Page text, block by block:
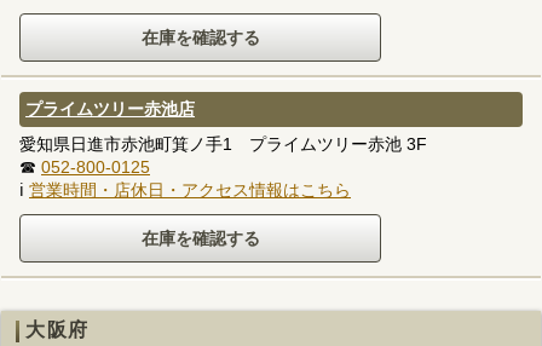
プライムツリー赤池店
愛知県日進市赤池町箕ノ手1 プライムツリー赤池 3F
☎ 052-800-0125
ℹ 営業時間・店休日・アクセス情報はこちら
大阪府